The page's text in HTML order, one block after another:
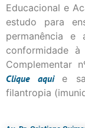
Educacional e
estudo para
permanência e
conformidade
Complementar
Cliqueaqui
e
filantropia